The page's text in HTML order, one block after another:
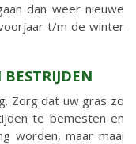
dan weer nieuwe
t/m de winter
Zorg dat uw gras zo
te bemesten en
worden, maar maai